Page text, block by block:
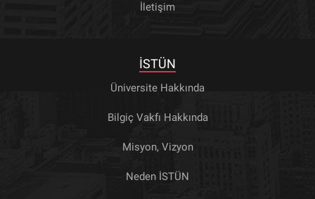
İletişim
İSTÜN
Üniversite Hakkında
Bilgiç Vakfı Hakkında
Misyon, Vizyon
Neden İSTÜN